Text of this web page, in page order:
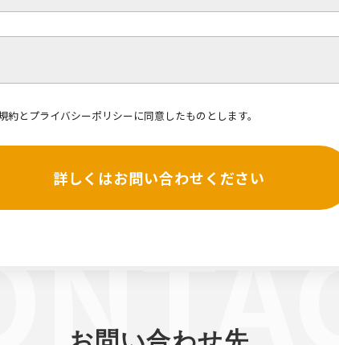
約と プライバシーポリシーに同意したものとします。
詳しくはお問い合わせください